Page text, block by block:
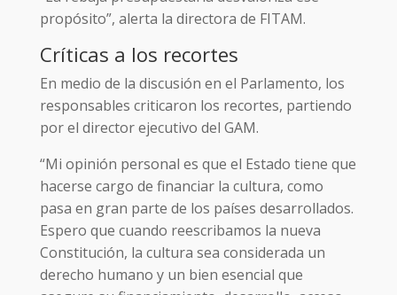
propósito”, alerta la directora de FITAM.
Críticas a los recortes
En medio de la discusión en el Parlamento, los
responsables criticaron los recortes, partiendo
por el director ejecutivo del GAM.
“Mi opinión personal es que el Estado tiene que
hacerse cargo de financiar la cultura, como
pasa en gran parte de los países desarrollados.
Espero que cuando reescribamos la nueva
Constitución, la cultura sea considerada un
derecho humano y un bien esencial que